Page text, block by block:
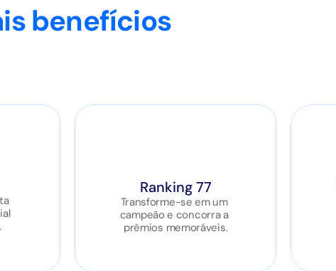
benefícios
Ranking 77
Transforme-se em um
campeão e concorra a
prêmios memoráveis.